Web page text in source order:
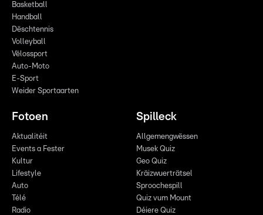
Basketball
Handball
Dëschtennis
Volleyball
Vëlossport
Auto-Moto
E-Sport
Weider Sportaarten
Fotoen
Aktualitéit
Events a Fester
Kultur
Lifestyle
Auto
Télé
Radio
Spilleck
Allgemengwëssen
Musek Quiz
Geo Quiz
Kräizwuerträtsel
Sproochespill
Quiz vum Mount
Déiere Quiz